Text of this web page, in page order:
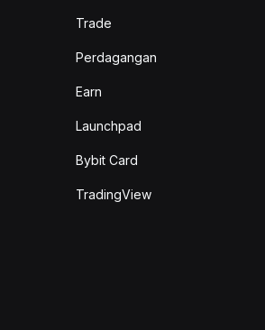
Trade
Perdagangan
Earn
Launchpad
Bybit Card
TradingView